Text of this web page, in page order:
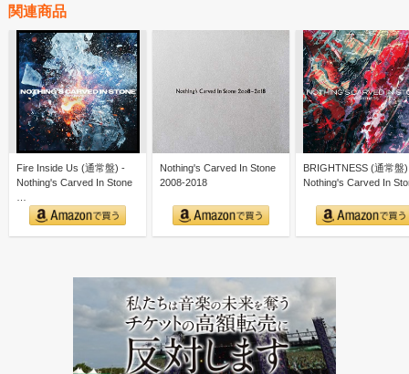
関連商品
Fire Inside Us (通常盤) -
Nothing's Carved In Stone
Nothing's Carved In Stone
2008-2018
BRIGHTNESS (通常盤
Nothing's Carved In